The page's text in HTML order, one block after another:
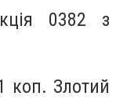
0382 з
коп. Злотий